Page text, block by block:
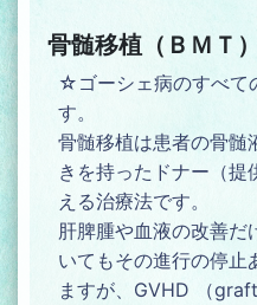
骨髄移植（ＢＭＴ）
☆ゴーシェ病のすべて
す。
骨髄移植は患者の骨髄
きを持ったドナー（提
える治療法です。
肝脾腫や血液の改善だ
いてもその進行の停止
ますが、GVHD （